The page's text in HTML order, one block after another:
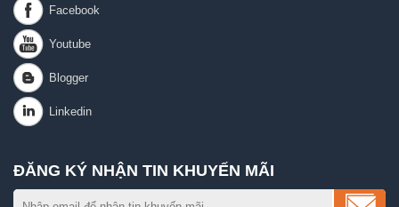
ĐĂNG KÝ NHẬN TIN KHUYẾN MÃI